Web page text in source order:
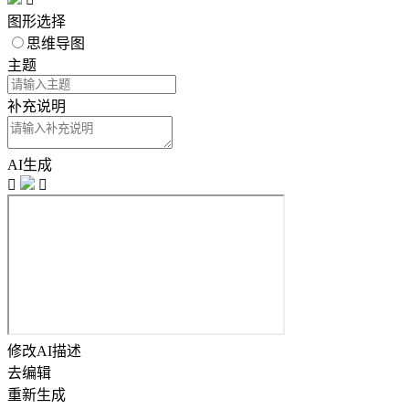
图形选择
思维导图
主题
补充说明
AI生成


修改AI描述
去编辑
重新生成